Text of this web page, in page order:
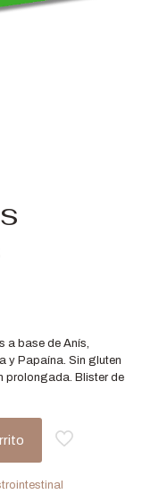
a base de Anís,
y Papaína. Sin gluten
prolongada. Blister de